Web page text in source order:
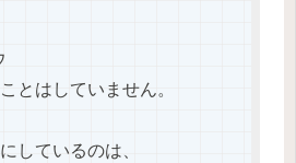
とはしていません。
しているのは、